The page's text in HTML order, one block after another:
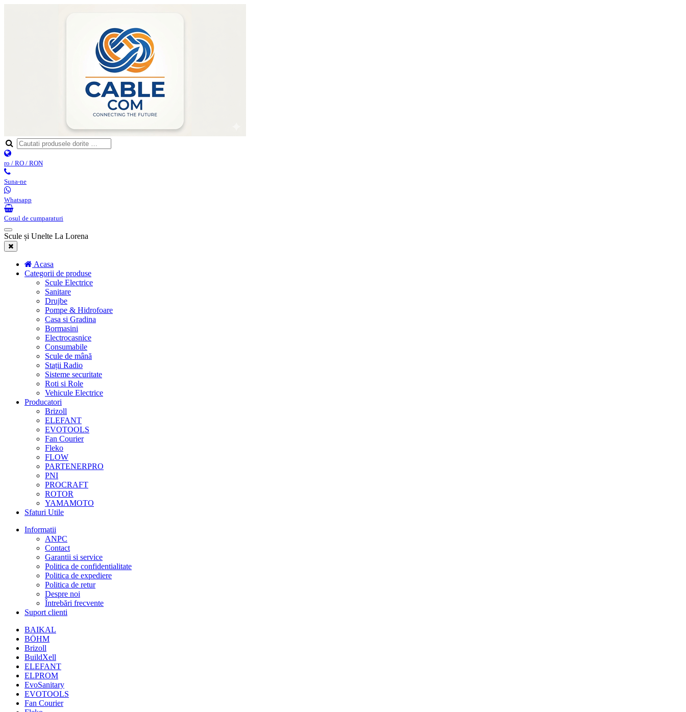
ro / RO / RON
Suna-ne
Whatsapp
Cosul de cumparaturi
Scule și Unelte La Lorena
Acasa
Categorii de produse
Scule Electrice
Sanitare
Drujbe
Pompe & Hidrofoare
Casa si Gradina
Bormasini
Electrocasnice
Consumabile
Scule de mână
Stații Radio
Sisteme securitate
Roti si Role
Vehicule Electrice
Producatori
Brizoll
ELEFANT
EVOTOOLS
Fan Courier
Fleko
FLOW
PARTENERPRO
PNI
PROCRAFT
ROTOR
YAMAMOTO
Sfaturi Utile
Informatii
ANPC
Contact
Garantii si service
Politica de confidentialitate
Politica de expediere
Politica de retur
Despre noi
Întrebări frecvente
Suport clienti
BAIKAL
BÖHM
Brizoll
BuildXell
ELEFANT
ELPROM
EvoSanitary
EVOTOOLS
Fan Courier